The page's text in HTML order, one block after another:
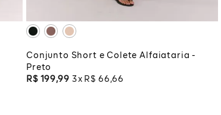
ADICIONAR À SACOLA
Conjunto Short e Colete Alfaiataria -
Preto
R$ 199,99 3 R$ 66 ,66